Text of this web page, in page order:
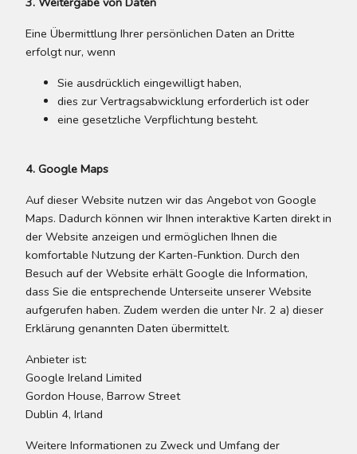
Eine Übermittlung Ihrer persönlichen Daten an Dritte
erfolgt nur, wenn
Sie ausdrücklich eingewilligt haben,
dies zur Vertragsabwicklung erforderlich ist oder
eine gesetzliche Verpflichtung besteht.
4. Google Maps
Auf dieser Website nutzen wir das Angebot von Google
Maps. Dadurch können wir Ihnen interaktive Karten direkt in
der Website anzeigen und ermöglichen Ihnen die
komfortable Nutzung der Karten-Funktion. Durch den
Besuch auf der Website erhält Google die Information,
dass Sie die entsprechende Unterseite unserer Website
aufgerufen haben. Zudem werden die unter Nr. 2 a) dieser
Erklärung genannten Daten übermittelt.
Anbieter ist:
Google Ireland Limited
Gordon House, Barrow Street
Dublin 4, Irland
Weitere Informationen zu Zweck und Umfang der